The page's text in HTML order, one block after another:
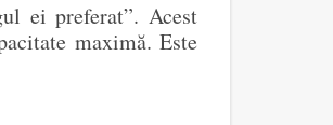
ei preferat”. Acest
maximă. Este